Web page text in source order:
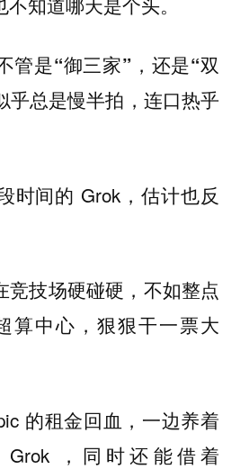
管是“御三家”，还是“双
乎总是慢半拍，连口热乎
时间的 Grok，估计也反
竞技场硬碰硬，不如整点
算中心，狠狠干一票大
的租金回血，一边养着
，同时还能借着